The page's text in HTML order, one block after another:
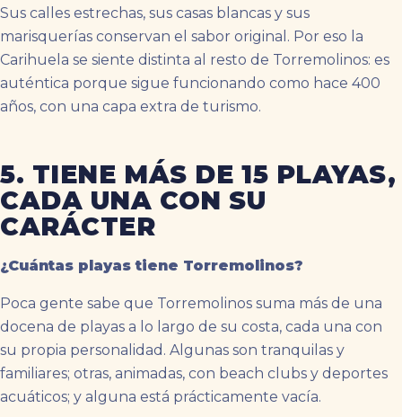
Sus calles estrechas, sus casas blancas y sus
marisquerías conservan el sabor original. Por eso la
Carihuela se siente distinta al resto de Torremolinos: es
auténtica porque sigue funcionando como hace 400
años, con una capa extra de turismo.
5. TIENE MÁS DE 15 PLAYAS,
CADA UNA CON SU
CARÁCTER
¿Cuántas playas tiene Torremolinos?
Poca gente sabe que Torremolinos suma más de una
docena de playas a lo largo de su costa, cada una con
su propia personalidad. Algunas son tranquilas y
familiares; otras, animadas, con beach clubs y deportes
acuáticos; y alguna está prácticamente vacía.